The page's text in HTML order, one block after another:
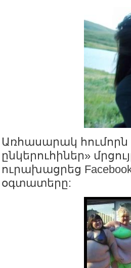
Առհասարակ
ընկերուհիներ»
ուրախացրեց
օգտատերը: